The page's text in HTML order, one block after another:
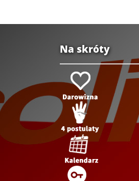
Na skróty